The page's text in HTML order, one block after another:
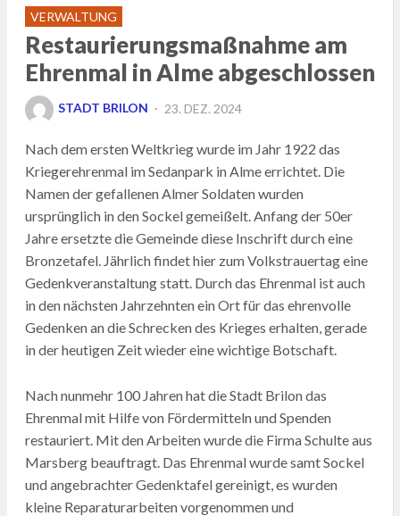
VERWALTUNG
Restaurierungsmaßnahme am
Ehrenmal in Alme abgeschlossen
STADT BRILON
POSTED
23. DEZ. 2024
Nach dem ersten Weltkrieg wurde im Jahr 1922 das
Kriegerehrenmal im Sedanpark in Alme errichtet. Die
Namen der gefallenen Almer Soldaten wurden
ursprünglich in den Sockel gemeißelt. Anfang der 50er
Jahre ersetzte die Gemeinde diese Inschrift durch eine
Bronzetafel. Jährlich findet hier zum Volkstrauertag eine
Gedenkveranstaltung statt. Durch das Ehrenmal ist auch
in den nächsten Jahrzehnten ein Ort für das ehrenvolle
Gedenken an die Schrecken des Krieges erhalten, gerade
in der heutigen Zeit wieder eine wichtige Botschaft.
Nach nunmehr 100 Jahren hat die Stadt Brilon das
Ehrenmal mit Hilfe von Fördermitteln und Spenden
restauriert. Mit den Arbeiten wurde die Firma Schulte aus
Marsberg beauftragt. Das Ehrenmal wurde samt Sockel
und angebrachter Gedenktafel gereinigt, es wurden
kleine Reparaturarbeiten vorgenommen und